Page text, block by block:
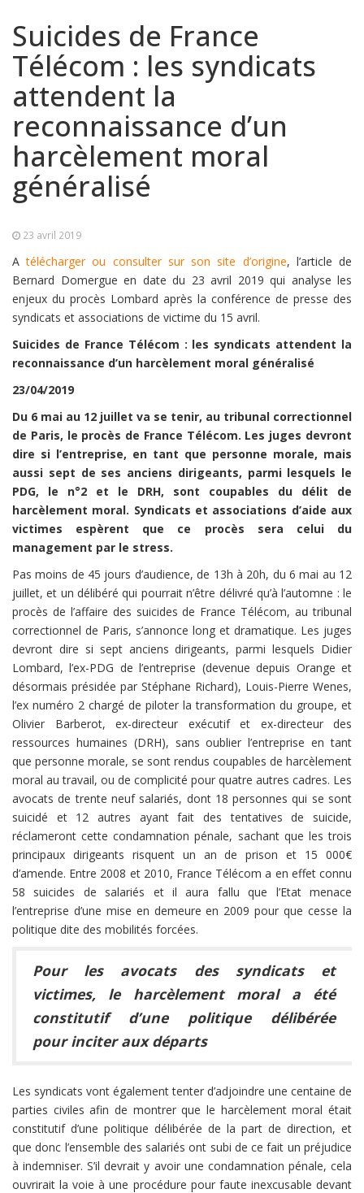
Suicides de France
Télécom : les syndicats
attendent la
reconnaissance d’un
harcèlement moral
généralisé
23 avril 2019
Atélécharger ou consulter sur son site d’origine, l’article de
Bernard Domergue en date du 23 avril 2019 qui analyse les
enjeux du procès Lombard après la conférence de presse des
syndicats et associations de victime du 15 avril.
Suicides de France Télécom : les syndicats attendent la
reconnaissance d’un harcèlement moral généralisé
23/04/2019
Du 6 mai au 12 juillet va se tenir, au tribunal correctionnel
de Paris, le procès de France Télécom. Les juges devront
dire si l’entreprise, en tant que personne morale, mais
aussi sept de ses anciens dirigeants, parmi lesquels le
PDG, le n°2 et le DRH, sont coupables du délit de
harcèlement moral. Syndicats et associations d’aide aux
victimes espèrent que ce procès sera celui du
management par le stress.
Pas moins de 45 jours d’audience, de 13h à 20h, du 6 mai au 12
juillet, et un délibéré qui pourrait n’être délivré qu’à l’automne : le
procès de l’affaire des suicides de France Télécom, au tribunal
correctionnel de Paris, s’annonce long et dramatique. Les juges
devront dire si sept anciens dirigeants, parmi lesquels Didier
Lombard, l’ex-PDG de l’entreprise (devenue depuis Orange et
désormais présidée par Stéphane Richard), Louis-Pierre Wenes,
l’ex numéro 2 chargé de piloter la transformation du groupe, et
Olivier Barberot, ex-directeur exécutif et ex-directeur des
ressources humaines (DRH), sans oublier l’entreprise en tant
que personne morale, se sont rendus coupables de harcèlement
moral au travail, ou de complicité pour quatre autres cadres. Les
avocats de trente neuf salariés, dont 18 personnes qui se sont
suicidé et 12 autres ayant fait des tentatives de suicide,
réclameront cette condamnation pénale, sachant que les trois
principaux dirigeants risquent un an de prison et 15 000€
d’amende. Entre 2008 et 2010, France Télécom a en effet connu
58 suicides de salariés et il aura fallu que l’Etat menace
l’entreprise d’une mise en demeure en 2009 pour que cesse la
politique dite des mobilités forcées.
Pour les avocats des syndicats et
victimes, le harcèlement moral a été
constitutif d’une politique délibérée
pour inciter aux départs
Les syndicats vont également tenter d’adjoindre une centaine de
parties civiles afin de montrer que le harcèlement moral était
constitutif d’une politique délibérée de la part de direction, et
que donc l’ensemble des salariés ont subi de ce fait un préjudice
à indemniser. S’il devrait y avoir une condamnation pénale, cela
ouvrirait la voie à une procédure pour faute inexcusable devant